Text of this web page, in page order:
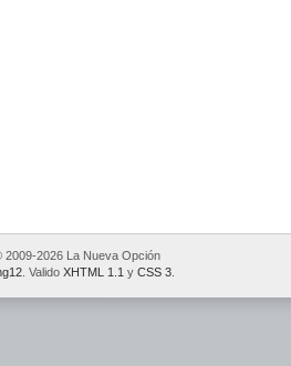
2009-2026 La Nueva Opción
. Valido XHTML 1.1 y CSS 3